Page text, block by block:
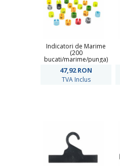
Indicatori de Marime
(200
bucati/marime/punga)
47,92RON
TVA Inclus